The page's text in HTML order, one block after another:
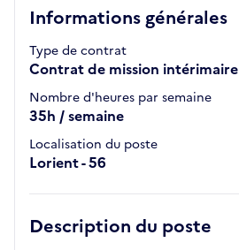
Informations générales
Type de contrat
Contrat de mission intérimaire
Nombre d'heures par semaine
35h / semaine
Localisation du poste
Lorient - 56
Description du poste